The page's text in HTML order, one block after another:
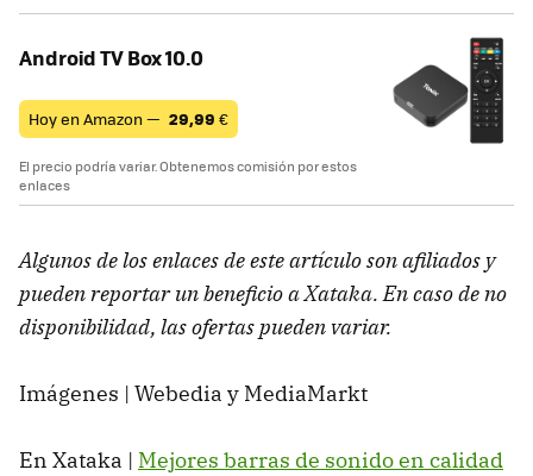
Android TV Box 10.0
Hoy en Amazon — 29,99 €
El precio podría variar. Obtenemos comisión por estos
enlaces
Algunos de los enlaces de este artículo son afiliados y
pueden reportar un beneficio a Xataka. En caso de no
disponibilidad, las ofertas pueden variar.
Imágenes | Webedia y MediaMarkt
En Xataka | Mejores barras de sonido en calidad